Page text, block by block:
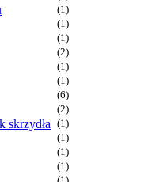
(1)
(1)
(1)
(2)
(1)
(1)
(6)
(2)
skrzydła (1)
(1)
(1)
(1)